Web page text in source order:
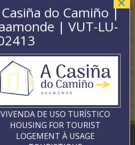
VIVENDA DE USO TURÍSTICO
HOUSING FOR TOURIST
LOGEMENT À USAGE